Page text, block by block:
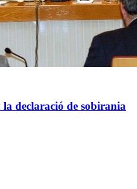
declaració de sobirania